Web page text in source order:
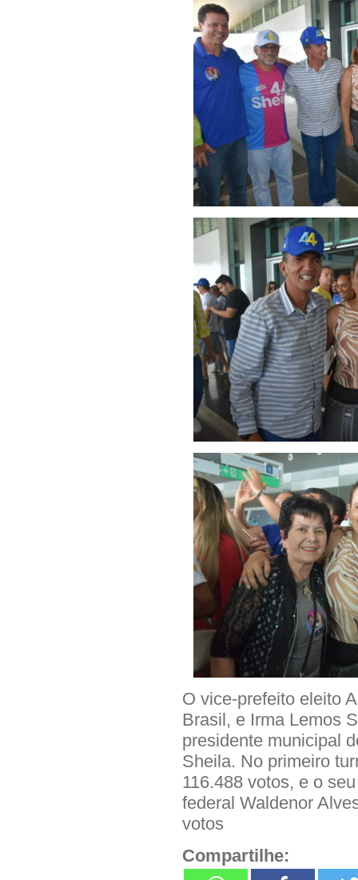
O vice-prefeito eleito
Brasil, e Irma Lemos
presidente municipal
Sheila. No primeiro
116.488 votos, e o
federal Waldenor
votos
Compartilhe: